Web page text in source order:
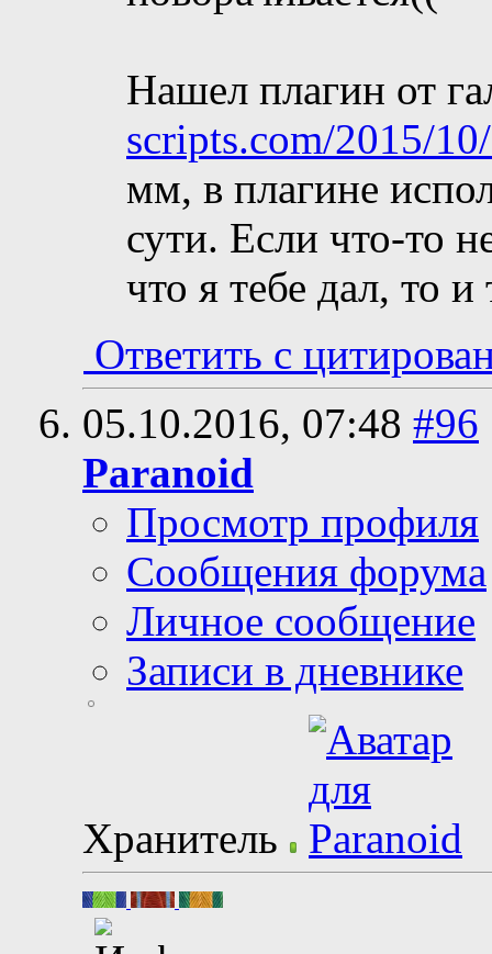
Нашел плагин от
scripts.com/2015/
мм, в плагине
сути. Если что-то
что я тебе дал, то и
Ответить с
05.10.2016, 07:48 #96
Paranoid
Просмотр профиля
Сообщения форума
Личное сообщение
Записи в дневнике
Хранитель